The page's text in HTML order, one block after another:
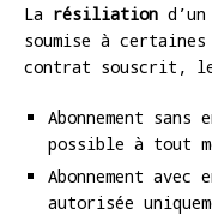
La résiliation d’un
soumise à
contrat souscrit,
Abonnement
possible à tout
Abonnement
autorisée